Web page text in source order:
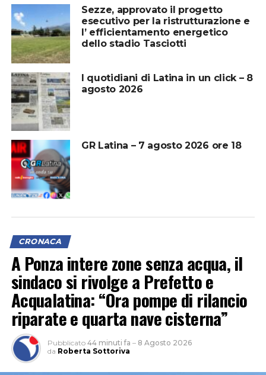
Sezze, approvato il progetto
esecutivo per la ristrutturazione e
l’ efficientamento energetico
dello stadio Tasciotti
I quotidiani di Latina in un click – 8
agosto 2026
GR Latina – 7 agosto 2026 ore 18
CRONACA
A Ponza intere zone senza acqua, il
sindaco si rivolge a Prefetto e
Acqualatina: “Ora pompe di rilancio
riparate e quarta nave cisterna”
Pubblicato 44 minuti fa – 8 Agosto 2026
da Roberta Sottoriva